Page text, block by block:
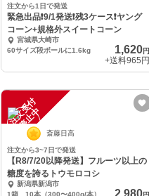
注文から1日で発送
緊急出品❗️9/1発送❗️残3ケース❗️ヤング
コーン+規格外スイートコーン
宮城県大崎市
60サイズ段ボールに1.6kg
1,620円
+送料965円
注
文
受
付
停
止
中
斎藤日高
注文から3~7日で発送
【R8/7/20以降発送】フルーツ以上の
糖度を誇るトウモロコシ
新潟県新潟市
1箱 10本（300〜400g/本）
2,980